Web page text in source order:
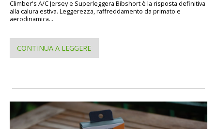
Climber's A/C Jersey e Superleggera Bibshort è la risposta definitiva
alla calura estiva. Leggerezza, raffreddamento da primato e
aerodinamica...
CONTINUA A LEGGERE